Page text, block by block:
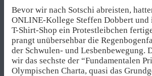
Bevor wir nach Sotschi abreisten,
ONLINE-Kollege Steffen Dobbert und
T-Shirt-Shop ein Protestleibchen
prangt unübersehbar die
der Schwulen- und Lesbenbewegung.
wir das sechste der “Fundamentalen
Olympischen Charta, quasi das